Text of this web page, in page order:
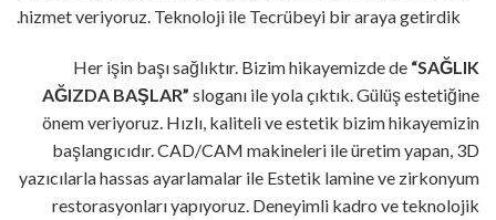
hizmet veriyoruz. Teknoloji ile Tecrübeyi bir araya getirdik.
Her işin başı sağlıktır. Bizim hikayemizde de “SAĞLIK
AĞIZDA BAŞLAR” sloganı ile yola çıktık. Gülüş estetiğine
önem veriyoruz. Hızlı, kaliteli ve estetik bizim hikayemizin
başlangıcıdır. CAD/CAM makineleri ile üretim yapan, 3D
yazıcılarla hassas ayarlamalar ile Estetik lamine ve zirkonyum
restorasyonları yapıyoruz. Deneyimli kadro ve teknolojik